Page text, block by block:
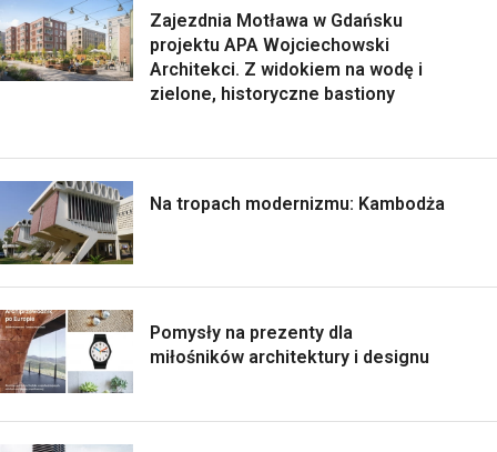
Zajezdnia Motława w Gdańsku
projektu APA Wojciechowski
Architekci. Z widokiem na wodę i
zielone, historyczne bastiony
Na tropach modernizmu: Kambodża
Pomysły na prezenty dla
miłośników architektury i designu